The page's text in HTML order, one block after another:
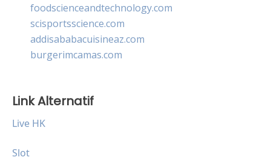
foodscienceandtechnology.com
scisportsscience.com
addisababacuisineaz.com
burgerimcamas.com
Link Alternatif
Live HK
Slot